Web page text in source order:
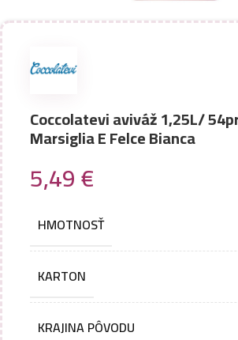
Coccolatevi aviváž 1,25L/
Marsiglia E Felce Bianca
5,49€
HMOTNOSŤ
KARTON
KRAJINA PÔVODU